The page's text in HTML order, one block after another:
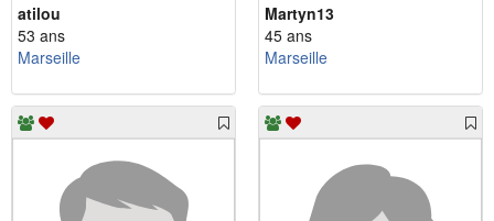
atilou
53 ans
Marseille
Martyn13
45 ans
Marseille